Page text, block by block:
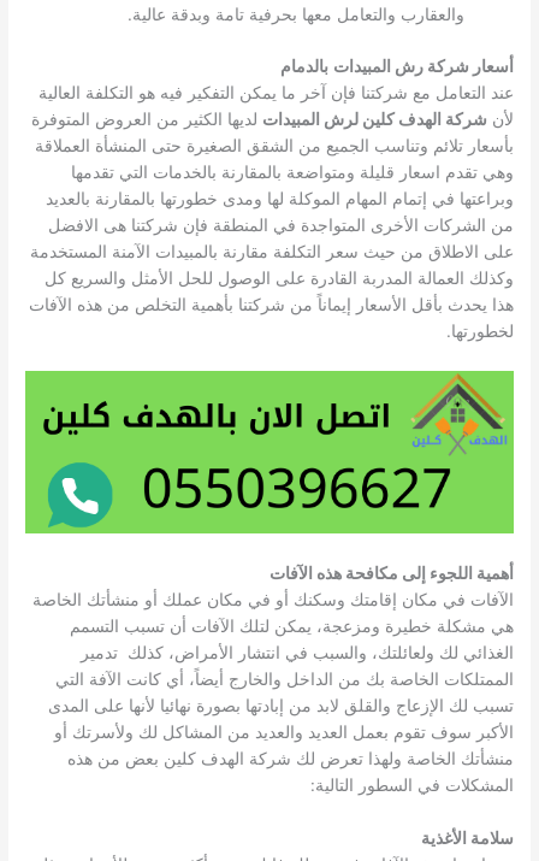
والعقارب والتعامل معها بحرفية تامة وبدقة عالية.
أسعار شركة رش المبيدات بالدمام
عند التعامل مع شركتنا فإن آخر ما يمكن التفكير فيه هو التكلفة العالية
لأن شركة الهدف كلين لرش المبيدات لديها الكثير من العروض المتوفرة
بأسعار تلائم وتناسب الجميع من الشقق الصغيرة حتى المنشأة العملاقة
وهي تقدم اسعار قليلة ومتواضعة بالمقارنة بالخدمات التي تقدمها
وبراعتها في إتمام المهام الموكلة لها ومدى خطورتها بالمقارنة بالعديد
من الشركات الأخرى المتواجدة في المنطقة فإن شركتنا هى الافضل
على الاطلاق من حيث سعر التكلفة مقارنة بالمبيدات الآمنة المستخدمة
وكذلك العمالة المدربة القادرة على الوصول للحل الأمثل والسريع كل
هذا يحدث بأقل الأسعار إيماناً من شركتنا بأهمية التخلص من هذه الآفات
لخطورتها.
أهمية اللجوء إلى مكافحة هذه الآفات
الآفات في مكان إقامتك وسكنك أو في مكان عملك أو منشأتك الخاصة
هي مشكلة خطيرة ومزعجة، يمكن لتلك الآفات أن تسبب التسمم
الغذائي لك ولعائلتك، والسبب في انتشار الأمراض، كذلك تدمير
الممتلكات الخاصة بك من الداخل والخارج أيضاً، أي كانت الآفة التي
تسبب لك الإزعاج والقلق لابد من إبادتها بصورة نهائيا لأنها على المدى
الأكبر سوف تقوم بعمل العديد والعديد من المشاكل لك ولأسرتك أو
منشأتك الخاصة ولهذا تعرض لك شركة الهدف كلين بعض من هذه
المشكلات في السطور التالية:
سلامة الأغذية